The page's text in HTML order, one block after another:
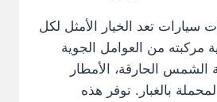
تعد الخيار الأمثل لكل
من العوامل الجوية
الشمس الحارقة، الأمطار
بالغبار. توفر هذه